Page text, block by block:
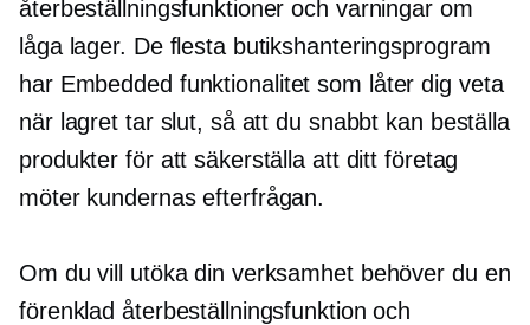
återbeställningsfunktioner och varningar om
låga lager. De flesta butikshanteringsprogram
har Embedded funktionalitet som låter dig veta
när lagret tar slut, så att du snabbt kan beställa
produkter för att säkerställa att ditt företag
möter kundernas efterfrågan.
Om du vill utöka din verksamhet behöver du en
förenklad återbeställningsfunktion och